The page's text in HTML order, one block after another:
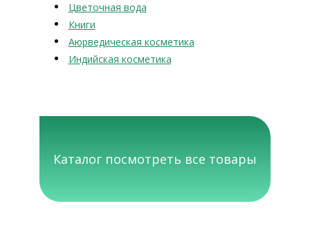
Цветочная вода
Книги
Аюрведическая косметика
Индийская косметика
Каталог посмотреть все товары